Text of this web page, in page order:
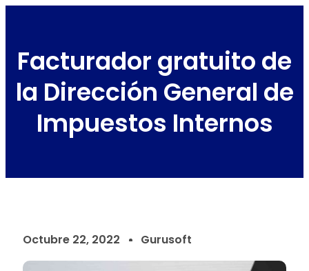
Facturador gratuito de
la Dirección General de
Impuestos Internos
Octubre 22, 2022 Gurusoft